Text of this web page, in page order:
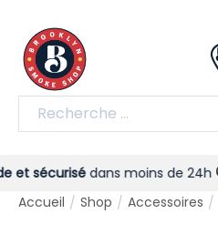
sécurisédans moins de 24h
Accueil / Shop / Accessoires /